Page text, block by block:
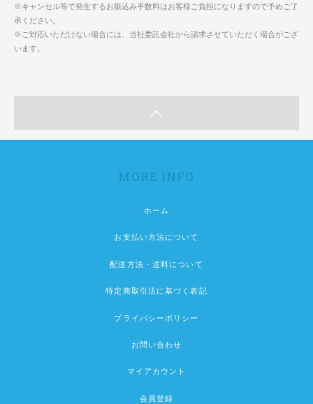
※キャンセル等で発生するお振込み手数料はお客様ご負担になりますので予めご了
承ください。
※ご対応いただけない場合には、当社委託会社から請求させていただく場合がござ
います。
MORE INFO
ホーム
お支払い方法について
配送方法・送料について
特定商取引法に基づく表記
プライバシーポリシー
お問い合わせ
マイアカウント
会員登録